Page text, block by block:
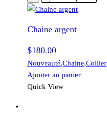
Chaine argent
$180.00
Nouveauté,Chaine,Collier
Ajouter au panier
Quick View